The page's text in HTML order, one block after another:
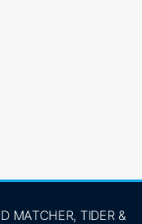
MATCHER, TIDER &